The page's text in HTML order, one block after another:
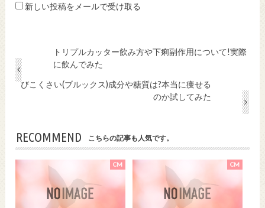
新しい投稿をメールで受け取る
トリプルカッター飲み方や下痢副作用について!実際
に飲んでみた
びこくさい(ブルックス)成分や糖質は?本当に痩せる
のか試してみた
RECOMMEND こちらの記事も人気です。
CM CM